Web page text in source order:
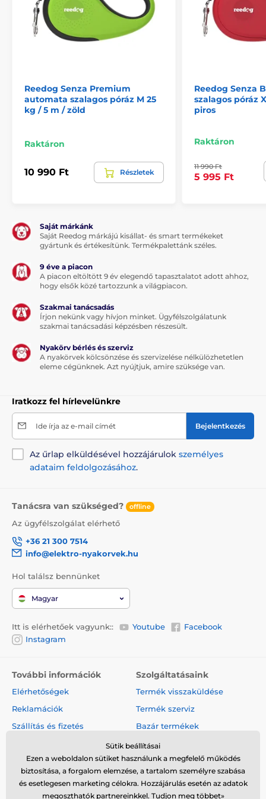
kapható.
vezérlés egyetlen gombnyomással
multipozíciós szalag - nem akad be
stílusos design
A termék hátrányai:
A csomag tartalma:
1 x Reedog Senza automata szalagos póráz
Megjegyzés: A kép csak illusztráció.
A műszaki specifikációk előzetes értesítés nélkül
Táplálék és felszerelés
Kutyapóráz Automata póráz
Reedog Senza Premium
automata szalagos póráz M 25
kg / 5 m / zöld
Raktáron
10 990 Ft Részletek
Reedog Senza
szalagos póráz
piros
Raktáron
11 990 Ft
5 995 Ft
Saját márkánk
Saját Reedog márkájú kisállat- és smart termékeket
gyártunk és értékesítünk. Termékpalettánk széles.
9 éve a piacon
A piacon eltöltött 9 év elegendő tapasztalatot adott ahhoz,
hogy elsők közé tartozzunk a világpiacon.
Szakmai tanácsadás
Írjon nekünk vagy hívjon minket. Ügyfélszolgálatunk
szakmai tanácsadási képzésben részesült.
Nyakörv bérlés és szerviz
A nyakörvek kölcsönzése és szervizelése nélkülözhetetlen
eleme cégünknek. Azt nyújtjuk, amire szüksége van.
Iratkozz fel hírlevelünkre
Ide írja az e-mail címét Bejelentkezés
Az űrlap elküldésével hozzájárulok személyes
adataim feldolgozásához.
Tanácsra van szükséged? offline
Az ügyfélszolgálat elérhető
+36 21 300 7514
info@elektro-nyakorvek.hu
Hol találsz bennünket
Magyar
Itt is elérhetőek vagyunk:: Youtube
Facebook
Instagram
További információk
Elérhetőségek
Reklamációk
Szállítás és fizetés
Szerződési feltételek
Szolgáltatásaink
Termék visszaküldése
Termék szerviz
Bazár termékek
Nagykereskedelem
Cikkek és hírek
Vélemények és értékelések
Sütik beállításai
Ezen a weboldalon sütiket használunk a megfelelő működés
biztosítása, a forgalom elemzése, a tartalom személyre szabása
és esetlegesen marketing célokra. Hozzájárulás esetén az adatok
megoszthatók partnereinkkel. Tudjon meg többet»